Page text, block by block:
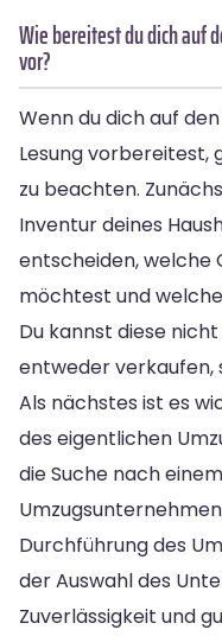
Wie bereitest du dich auf
vor?
Wenn du dich auf
Lesung vorbereitest,
zu beachten.
Inventur deines
entscheiden, welche
möchtest und
Du kannst diese
entweder verkaufen,
Als nächstes ist es
des eigentlichen
die Suche nach
Durchführung des
der Auswahl des
Zuverlässigkeit und